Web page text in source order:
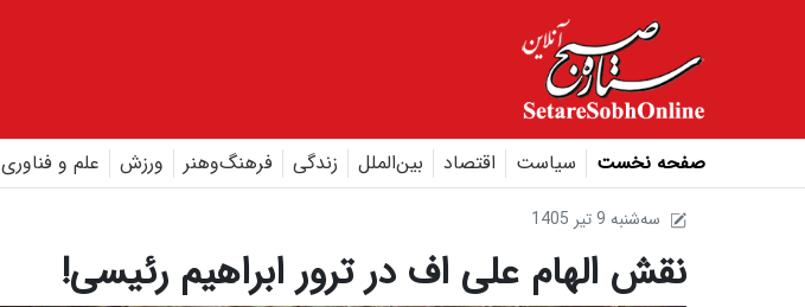
صفحه نخست سیاست اقتصاد بین‌الملل زندگی فرهنگ‌و‌هنر ورزش علم و فناوری
1405 سه‌شنبه 9 تير
نقش الهام علی اف در ترور ابراهیم رئیسی!